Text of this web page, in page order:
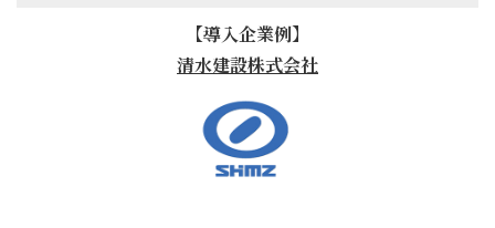
【導入企業例】
清水建設株式会社